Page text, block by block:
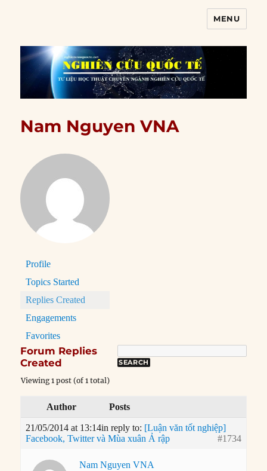
MENU
Nam Nguyen VNA
Profile
Topics Started
Replies Created
Engagements
Favorites
Forum Replies
Created
Viewing 1 post (of 1 total)
Author Posts
21/05/2014 at 13:14in reply to: [Luận văn tốt nghiệp]
Facebook, Twitter và Mùa xuân Ả rập
#1734
Nam Nguyen VNA